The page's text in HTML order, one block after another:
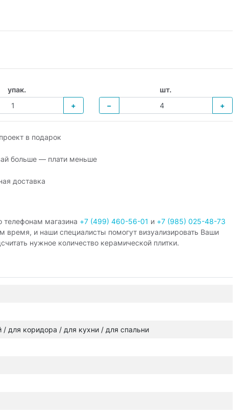
упак.
+
шт.
−
+
в подарок
больше — плати меньше
доставка
телефонам магазина +7 (499) 460-56-01 и +7 (985) 025-48-73
время, и наши специалисты помогут визуализировать Ваши
нужное количество керамической плитки.
/ для коридора / для кухни / для спальни